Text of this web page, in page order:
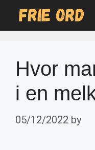
Hvor
i en
05/12/2022 by